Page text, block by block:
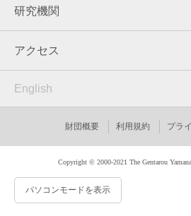
研究機関
アクセス
English
財団概要 利用規約 プラ
Copyright © 2000-2021 The Gentarou
パソコンモードを表示